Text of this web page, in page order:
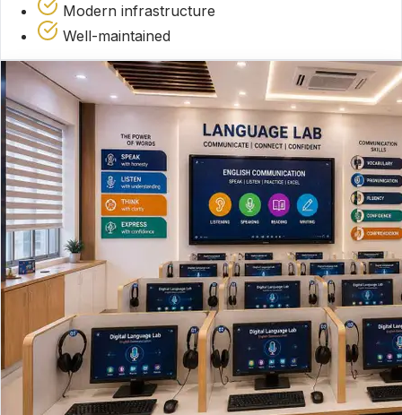
Modern infrastructure
Well-maintained